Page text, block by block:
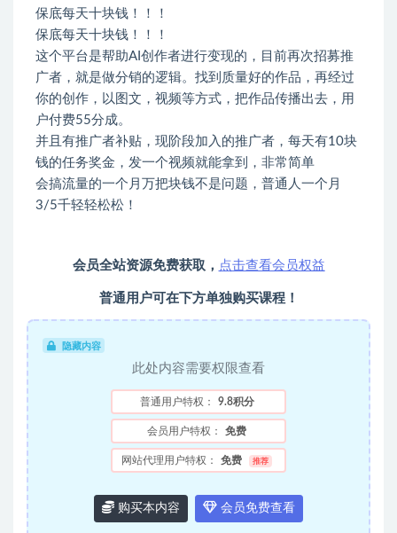
保底每天十块钱！！！
保底每天十块钱！！！
这个平台是帮助AI创作者进行变现的，目前再次招募推
广者，就是做分销的逻辑。找到质量好的作品，再经过
你的创作，以图文，视频等方式，把作品传播出去，用
户付费55分成。
并且有推广者补贴，现阶段加入的推广者，每天有10块
钱的任务奖金，发一个视频就能拿到，非常简单
会搞流量的一个月万把块钱不是问题，普通人一个月
3/5千轻轻松松！
会员全站资源免费获取， 点击查看会员权益
普通用户可在下方单独购买课程！
隐藏内容
此处内容需要权限查看
普通用户特权： 9.8积分
会员用户特权： 免费
网站代理用户特权： 免费 推荐
购买本内容 会员免费查看